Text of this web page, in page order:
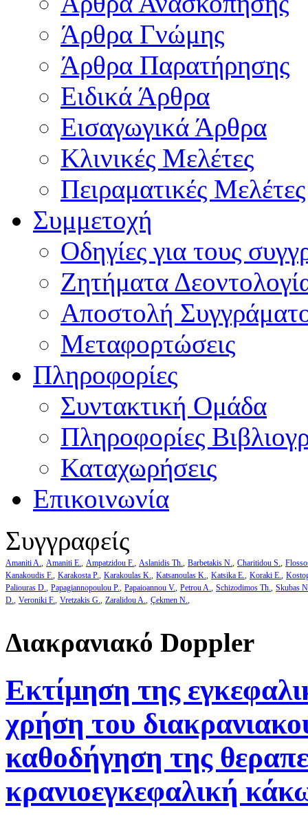
Άρθρα Γνώμης
Άρθρα Παρατήρησης
Ειδικά Άρθρα
Εισαγωγικά Άρθρα
Κλινικές Μελέτες
Πειραματικές Μελέτες
Συμμετοχή
Οδηγίες για τους
Ζητήματα
Αποστολή
Μεταφορτώσεις
Πληροφορίες
Συντακτική Ομάδα
Πληροφορίες
Καταχωρήσεις
Επικοινωνία
Συγγραφείς
Amaniti A. Amaniti E. Ampatzidou F. Aslanidis Th. Barbetakis N. Charitidou S.
Kanakoudis F. Karakosta P. Karakoulas K. Katsanoulas K. Katsika E. Koraki E.
Paliouras D. Papagiannopoulou P. Papaioannou V. Petrou A. Schizodimos Th. Skubas
D. Veroniki F. Vretzakis G. Zaralidou A. Çekmen N.
Διακρανιακό Doppler
Εκτίμηση της
χρήση του
καθοδήγηση της
κρανιοεγκεφαλική